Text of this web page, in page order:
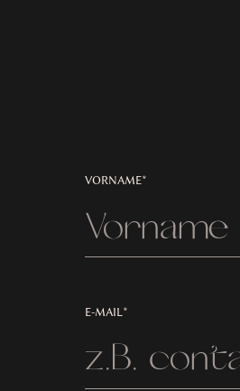
VORNAME*
E-MAIL*